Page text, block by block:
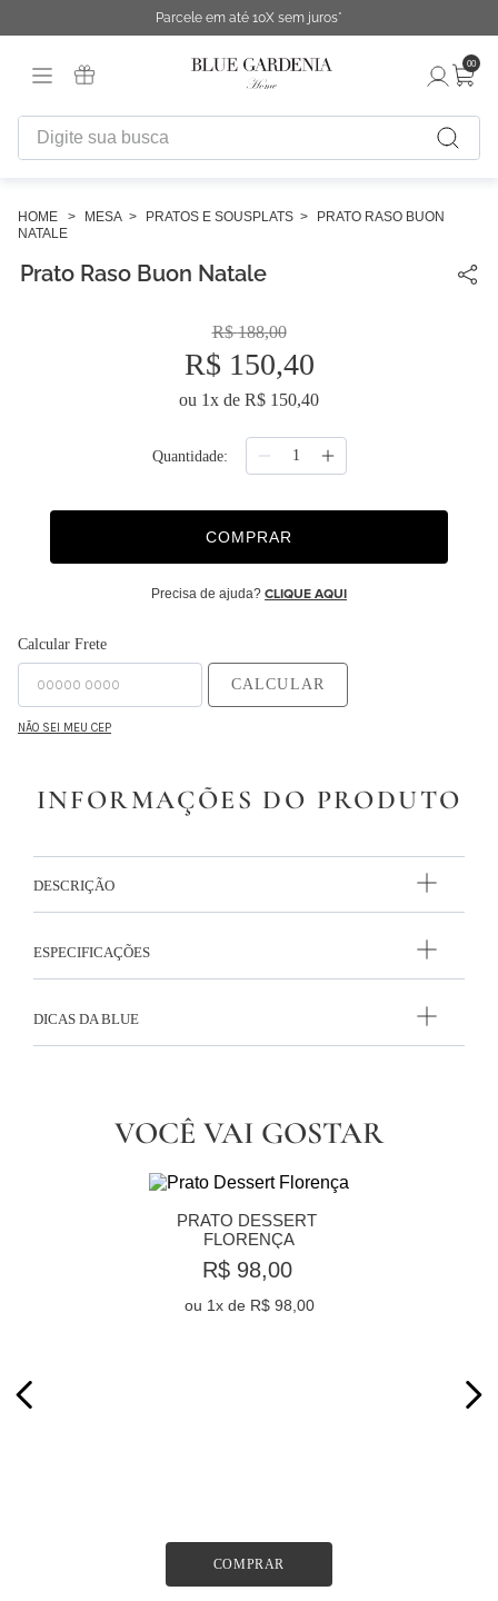
Parcele em até 10X sem juros*
00
Digite sua busca
MESA PRATOS E SOUSPLATS
PRATO RASO BUON
NATALE
Prato Raso Buon Natale
R$ 188,00
R$ 150,40
ou 1x de R$ 150,40
Quantidade
COMPRAR
Precisa de ajuda? CLIQUE AQUI
Calcular Frete
CALCULAR
NÃO SEI MEU CEP
INFORMAÇÕES DO PRODUTO
DESCRIÇÃO
ESPECIFICAÇÕES
DICAS DA BLUE
VOCÊ VAI GOSTAR
PRATO DESSERT
FLORENÇA
R$ 98,00
ou 1x de R$ 98,00
COMPRAR
1º
fronha
4º
5º
difusor
6º
cobertor
7º
edredon
9º
majorelle
10º capa duvet